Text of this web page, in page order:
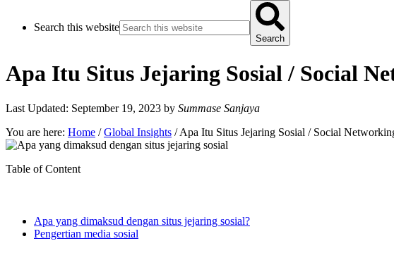
Search this website
Search
Apa Itu Situs Jejaring Sosial / Social
Last Updated: September 19, 2023 by Summase Sanjaya
You are here: Home / Global Insights /Apa Itu Situs Jejaring Sosial / Social
Table of Content
Apa yang dimaksud dengan situs jejaring sosial?
Pengertian media sosial